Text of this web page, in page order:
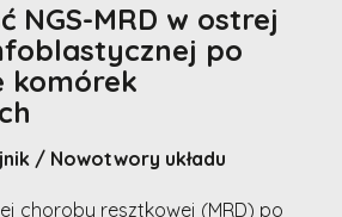
NGS-MRD w ostrej
po
komórek
/ Nowotwory układu
choroby resztkowej (MRD) po